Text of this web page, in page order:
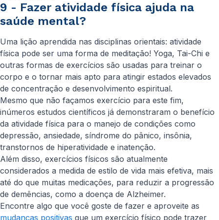
9 - Fazer atividade física ajuda na
saúde mental?
Uma lição aprendida nas disciplinas orientais: atividade
física pode ser uma forma de meditação! Yoga, Tai-Chi e
outras formas de exercícios são usadas para treinar o
corpo e o tornar mais apto para atingir estados elevados
de concentração e desenvolvimento espiritual.
Mesmo que não façamos exercício para este fim,
inúmeros estudos científicos já demonstraram o benefício
da atividade física para o manejo de condições como
depressão, ansiedade, síndrome do pânico, insônia,
transtornos de hiperatividade e inatenção.
Além disso, exercícios físicos são atualmente
considerados a medida de estilo de vida mais efetiva, mais
até do que muitas medicações, para reduzir a progressão
de demências, como a doença de Alzheimer.
Encontre algo que você goste de fazer e aproveite as
mudanças positivas que um exercício físico pode trazer